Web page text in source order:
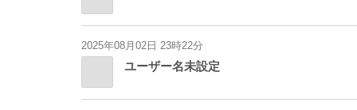
2025年08月02日 23時22分
ユーザー名未設定